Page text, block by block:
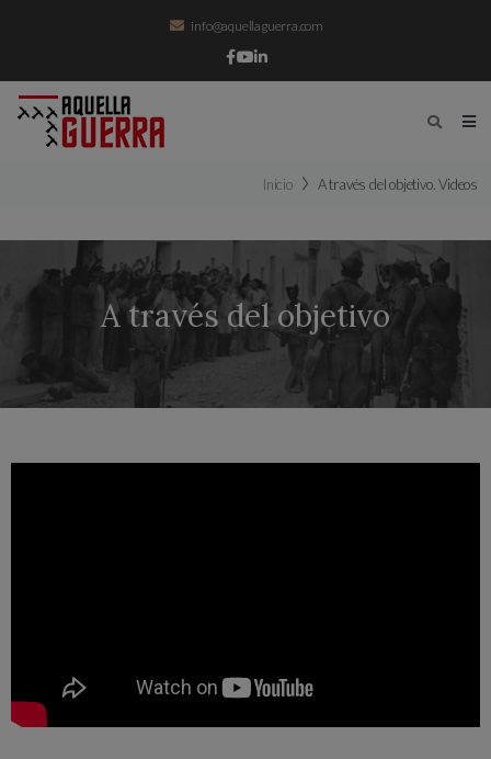
info@aquellaguerra.com
Inicio A través del objetivo. Videos
A través del objetivo